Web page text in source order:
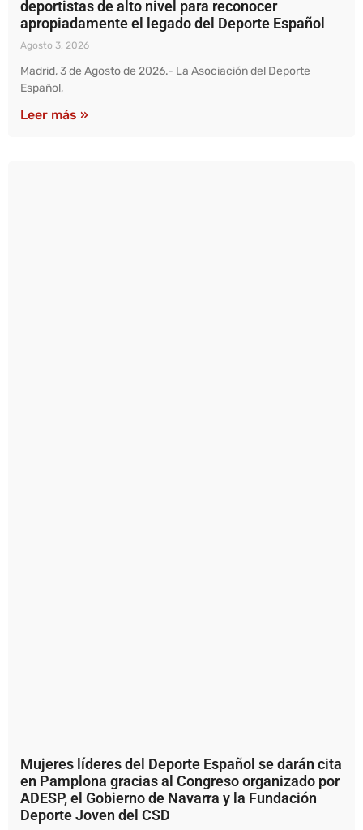
deportistas de alto nivel para reconocer
apropiadamente el legado del Deporte Español
Agosto 3, 2026
Madrid, 3 de Agosto de 2026.- La Asociación del Deporte
Español,
Leer más »
Mujeres líderes del Deporte Español se darán cita
en Pamplona gracias al Congreso organizado por
ADESP, el Gobierno de Navarra y la Fundación
Deporte Joven del CSD